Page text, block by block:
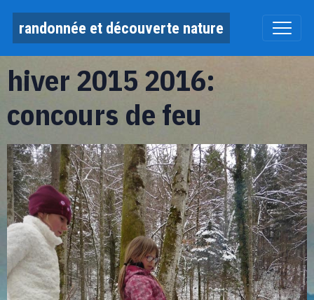
randonnée et découverte nature
hiver 2015 2016:
concours de feu